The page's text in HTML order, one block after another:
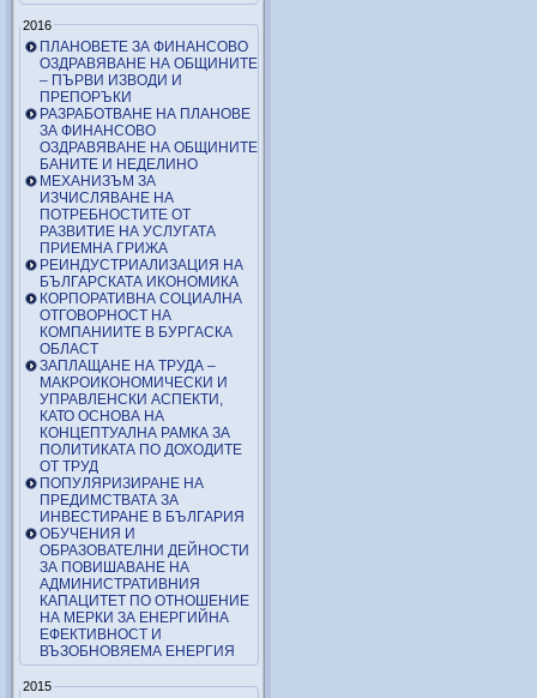
2016
ПЛАНОВЕТЕ ЗА ФИНАНСОВО
ОЗДРАВЯВАНЕ НА ОБЩИНИТЕ
– ПЪРВИ ИЗВОДИ И
ПРЕПОРЪКИ
РАЗРАБОТВАНЕ НА ПЛАНОВЕ
ЗА ФИНАНСОВО
ОЗДРАВЯВАНЕ НА ОБЩИНИТЕ
БАНИТЕ И НЕДЕЛИНО
МЕХАНИЗЪМ ЗА
ИЗЧИСЛЯВАНЕ НА
ПОТРЕБНОСТИТЕ ОТ
РАЗВИТИЕ НА УСЛУГАТА
ПРИЕМНА ГРИЖА
РЕИНДУСТРИАЛИЗАЦИЯ НА
БЪЛГАРСКАТА ИКОНОМИКА
КОРПОРАТИВНА СОЦИАЛНА
ОТГОВОРНОСТ НА
КОМПАНИИТЕ В БУРГАСКА
ОБЛАСТ
ЗАПЛАЩАНЕ НА ТРУДА –
МАКРОИКОНОМИЧЕСКИ И
УПРАВЛЕНСКИ АСПЕКТИ,
КАТО ОСНОВА НА
КОНЦЕПТУАЛНА РАМКА ЗА
ПОЛИТИКАТА ПО ДОХОДИТЕ
ОТ ТРУД
ПОПУЛЯРИЗИРАНЕ НА
ПРЕДИМСТВАТА ЗА
ИНВЕСТИРАНЕ В БЪЛГАРИЯ
ОБУЧЕНИЯ И
ОБРАЗОВАТЕЛНИ ДЕЙНОСТИ
ЗА ПОВИШАВАНЕ НА
АДМИНИСТРАТИВНИЯ
КАПАЦИТЕТ ПО ОТНОШЕНИЕ
НА МЕРКИ ЗА ЕНЕРГИЙНА
ЕФЕКТИВНОСТ И
ВЪЗОБНОВЯЕМА ЕНЕРГИЯ
2015